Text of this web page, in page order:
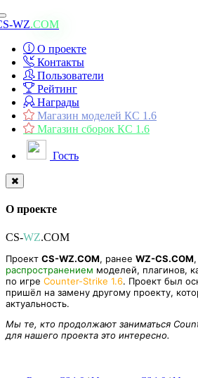
Toggle
navigation
WZ.COM
О проекте
Контакты
Пользователи
Рейтинг
Награды
Магазин моделей КС 1.6
Магазин сборок КС 1.6
Гость
О проекте
CS-WZ.COM
Проект CS-WZ.COM, ранее WZ-CS.COM
распространением моделей, плагинов,
по игре Counter-Strike 1.6. Проект был
пришёл на замену другому проекту,
актуальность.
Мы те, кто продолжают заниматься
для нашего проекта это интересно.